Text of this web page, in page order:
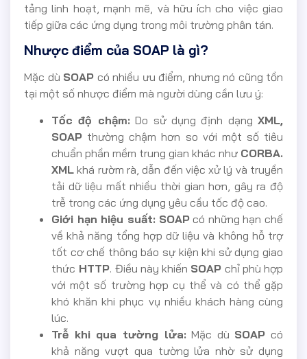
tảng linh hoạt, mạnh mẽ, và hữu ích cho việc giao
tiếp giữa các ứng dụng trong môi trường phân tán.
Nhược điểm của SOAP là gì?
Mặc dù SOAP có nhiều ưu điểm, nhưng nó cũng tồn
tại một số nhược điểm mà người dùng cần lưu ý:
Tốc độ chậm: Do sử dụng định dạng XML,
SOAP thường chậm hơn so với một số tiêu
chuẩn phần mềm trung gian khác như CORBA.
XML khá rườm rà, dẫn đến việc xử lý và truyền
tải dữ liệu mất nhiều thời gian hơn, gây ra độ
trễ trong các ứng dụng yêu cầu tốc độ cao.
Giới hạn hiệu suất: SOAPcó những hạn chế
về khả năng tổng hợp dữ liệu và không hỗ trợ
tốt cơ chế thông báo sự kiện khi sử dụng giao
thức HTTP. Điều này khiến SOAP chỉ phù hợp
với một số trường hợp cụ thể và có thể gặp
khó khăn khi phục vụ nhiều khách hàng cùng
lúc.
Trễ khi qua tường lửa: Mặc dù SOAP có
khả năng vượt qua tường lửa nhờ sử dụng